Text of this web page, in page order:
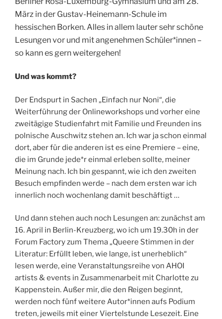
März in der Gustav-Heinemann-Schule im
hessischen Borken. Alles in allem lauter sehr schöne
Lesungen vor und mit angenehmen Schüler*innen –
so kann es gern weitergehen!
Und was kommt?
Der Endspurt in Sachen „Einfach nur Noni“, die
Weiterführung der Onlineworkshops und vorher eine
zweitägige Studienfahrt mit Familie und Freunden ins
polnische Auschwitz stehen an. Ich war ja schon einmal
dort, aber für die anderen ist es eine Premiere – eine,
die im Grunde jede*r einmal erleben sollte, meiner
Meinung nach. Ich bin gespannt, wie ich den zweiten
Besuch empfinden werde – nach dem ersten war ich
innerlich noch wochenlang damit beschäftigt …
Und dann stehen auch noch Lesungen an: zunächst am
16. April in Berlin-Kreuzberg, wo ich um 19.30h in der
Forum Factory zum Thema „Queere Stimmen in der
Literatur: Erfüllt leben, wie lange, ist unerheblich“
lesen werde, eine Veranstaltungsreihe von AHOI
artists & events in Zusammenarbeit mit Charlotte zu
Kappenstein. Außer mir, die den Reigen beginnt,
werden noch fünf weitere Autor*innen aufs Podium
treten, jeweils mit einer Viertelstunde Lesezeit. Eine